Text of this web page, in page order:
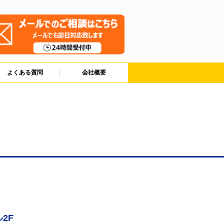
よくある質問 会社概要
2F